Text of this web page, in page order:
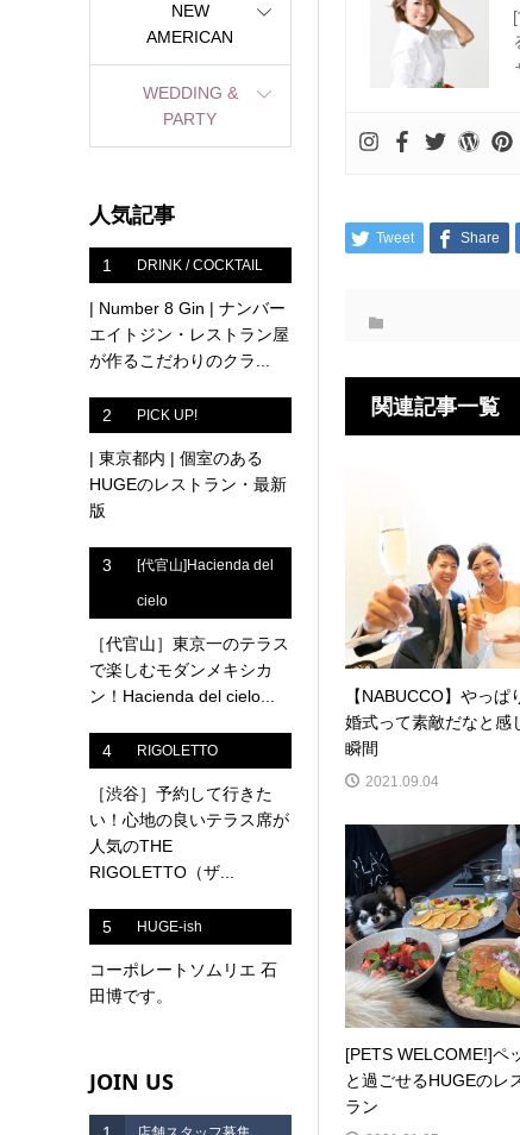
Tweet Share
関連記事一覧
【NABUCCO】やっぱ
婚式って素敵だなと感
瞬間
2021.09.04
[PETS WELCOME!]ペ
と過ごせるHUGEのレ
ラン
NEW
AMERICAN
WEDDING &
PARTY
人気記事
1 DRINK / COCKTAIL
| Number 8 Gin | ナンバー
エイトジン・レストラン屋
が作るこだわりのクラ...
2 PICK UP!
| 東京都内 | 個室のある
HUGEのレストラン・最新
版
3 [代官山]Hacienda del
cielo
［代官山］東京一のテラス
で楽しむモダンメキシカ
ン！Hacienda del cielo...
4 RIGOLETTO
［渋谷］予約して行きた
い！心地の良いテラス席が
人気のTHE
RIGOLETTO（ザ...
5 HUGE-ish
コーポレートソムリエ 石
田博です。
JOIN US